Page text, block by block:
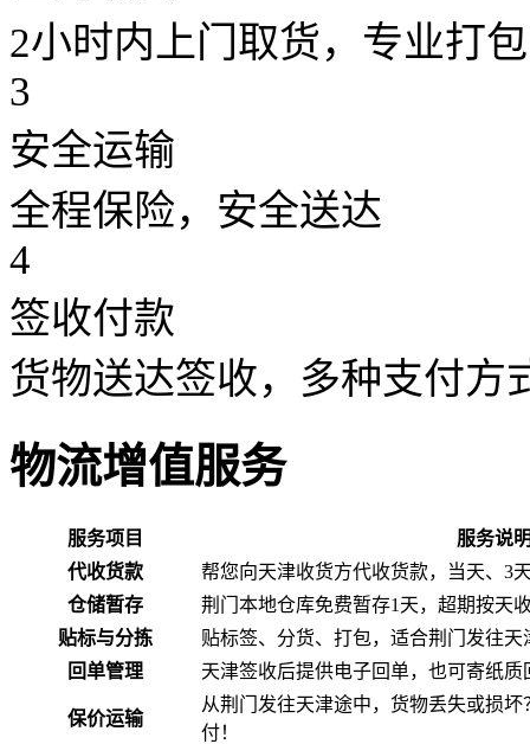
2小时内上门取货，专业打包
3
安全运输
全程保险，安全送达
4
签收付款
货物送达签收，多种支付方
物流增值服务
服务项目
服务说
代收货款
帮您向天津收货方代收货款，当天、3
仓储暂存
荆门本地仓库免费暂存1天，超期按天
贴标与分拣
贴标签、分货、打包，适合荆门发往
回单管理
天津签收后提供电子回单，也可寄纸质
保价运输
从荆门发往天津途中，货物丢失或损
付！